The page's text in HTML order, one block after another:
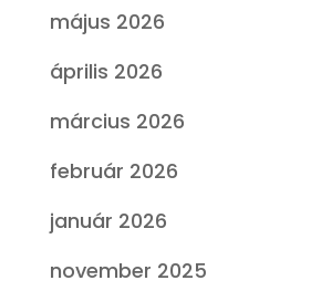
május 2026
április 2026
március 2026
február 2026
január 2026
november 2025